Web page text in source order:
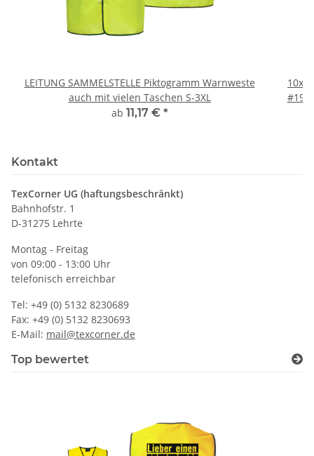
LEITUNG SAMMELSTELLE Piktogramm Warnweste
auch mit vielen Taschen S-3XL
ab 11,17 € *
10x
#190
Kontakt
TexCorner UG (haftungsbeschränkt)
Bahnhofstr. 1
D-31275 Lehrte
Montag - Freitag
von 09:00 - 13:00 Uhr
telefonisch erreichbar
Tel: +49 (0) 5132 8230689
Fax: +49 (0) 5132 8230693
E-Mail: mail@texcorner.de
Top bewertet